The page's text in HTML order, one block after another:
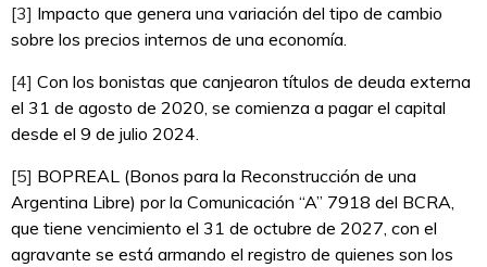
[3] Impacto que genera una variación del tipo de cambio
sobre los precios internos de una economía.
[4] Con los bonistas que canjearon títulos de deuda externa
el 31 de agosto de 2020, se comienza a pagar el capital
desde el 9 de julio 2024.
[5] BOPREAL (Bonos para la Reconstrucción de una
Argentina Libre) por la Comunicación “A” 7918 del BCRA,
que tiene vencimiento el 31 de octubre de 2027, con el
agravante se está armando el registro de quienes son los